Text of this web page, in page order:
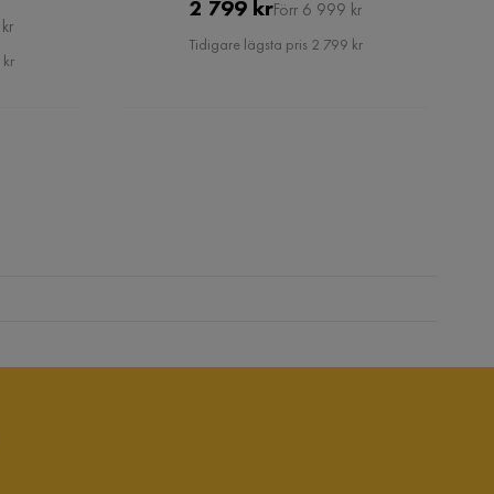
Pris
2 799 krOriginal
Pris
Förr 6 999 kr
Tidigare lägsta pris 2 799 kr